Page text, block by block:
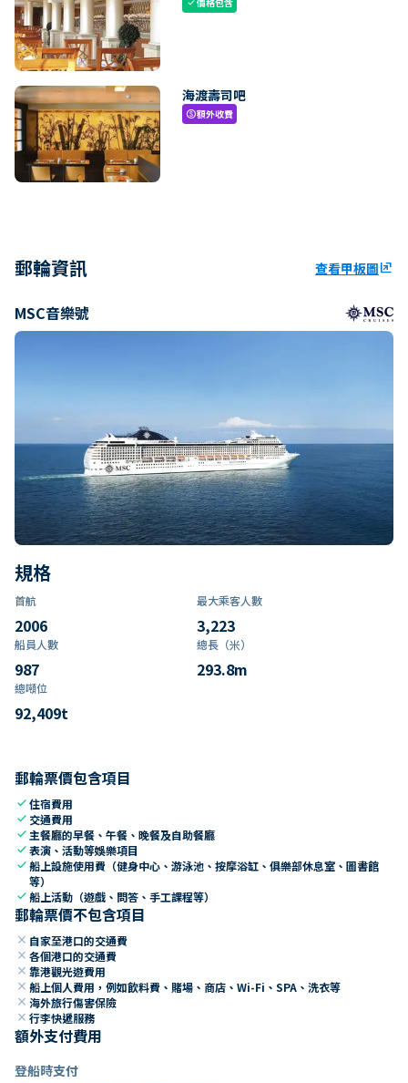
check
海渡壽司吧
paid額外收費
郵輪資訊 查看甲板圖ungroup
MSC音樂號
規格
首航
2006
最大乘客人數
3,223
船員人數
987
總長（米）
293.8m
總噸位
92,409t
郵輪票價包含項目
check住宿費用
check 交通費用
check 主餐廳的早餐、午餐、晚餐及自助餐廳
check表演、活動等娛樂項目
check船上設施使用費（健身中心、游泳池、按摩浴缸、俱樂部休息室、圖書館
等）
check船上活動（遊戲、問答、手工課程等）
郵輪票價不包含項目
close 自家至港口的交通費
close 各個港口的交通費
close 靠港觀光遊費用
close 船上個人費用，例如飲料費、賭場、商店、Wi-Fi、SPA、洗衣等
close 海外旅行傷害保險
close 行李快遞服務
額外支付費用
登船時支付